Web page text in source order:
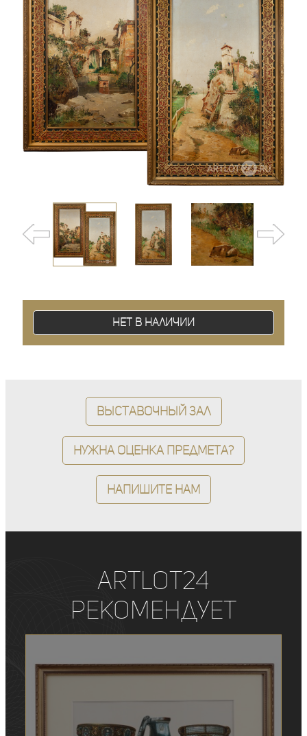
Нет в наличии
Выставочный зал
Нужна оценка предмета?
Напишите нам
ArtLot24
рекомендует